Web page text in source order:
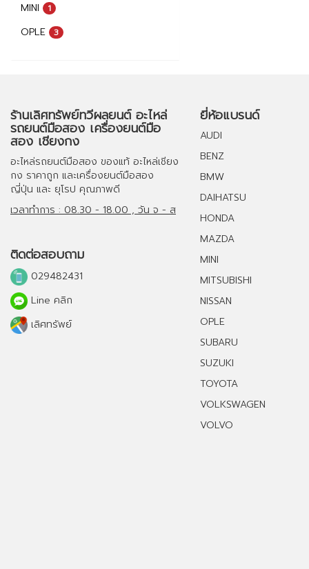
MINI 1
OPLE 3
ร้านเลิศทรัพย์ทวีผลยนต์ อะไหล่
รถยนต์มือสอง เครื่องยนต์มือ
สอง เชียงกง
อะไหล่รถยนต์มือสอง ของแท้ อะไหล่เชียง
กง ราคาถูก และเครื่องยนต์มือสอง
ญี่ปุ่น และ ยุโรป คุณภาพดี
เวลาทำการ : 08.30 - 18.00 , วัน จ - ส
ติดต่อสอบถาม
029482431
Line คลิก
เลิศทรัพย์
ยี่ห้อแบรนด์
AUDI
BENZ
BMW
DAIHATSU
HONDA
MAZDA
MINI
MITSUBISHI
NISSAN
OPLE
SUBARU
SUZUKI
TOYOTA
VOLKSWAGEN
VOLVO